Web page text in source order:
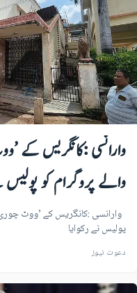
وارانسی :کانگریس کے
والے پروگرام کو پولیس
وارانسی :کانگریس کے ’ووٹ
پولیس نے رکوایا
دعوت نیوز